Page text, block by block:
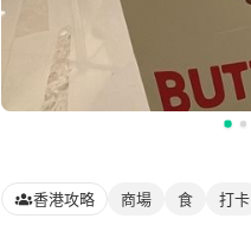
香港攻略 商場 食 打卡